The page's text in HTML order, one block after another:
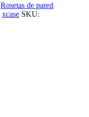
Rosetas de pared
xcase SKU: